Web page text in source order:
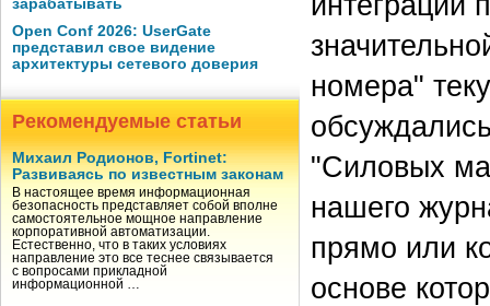
зарабатывать
Open Conf 2026: UserGate
представил свое видение
архитектуры сетевого доверия
Рекомендуемые статьи
Михаил Родионов, Fortinet:
Развиваясь по известным законам
В настоящее время информационная
безопасность представляет собой вполне
самостоятельное мощное направление
корпоративной автоматизации.
Естественно, что в таких условиях
направление это все теснее связывается
с вопросами прикладной
информационной …
номера"
"Силовых
нашего
прямо или
основе